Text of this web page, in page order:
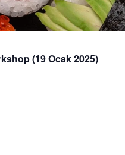
(19 Ocak 2025)